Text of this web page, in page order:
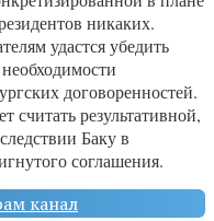
никаких.
удастся убедить
договоренностей.
считать результативной,
Баку в
соглашения.
канал